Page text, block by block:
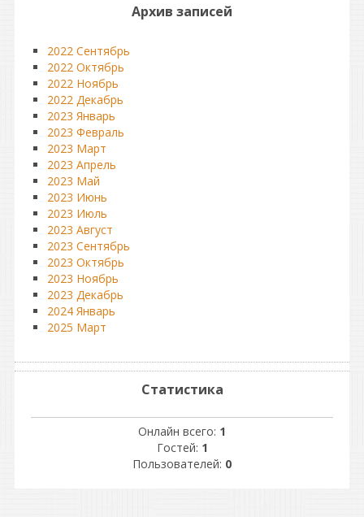
Архив записей
2022 Сентябрь
2022 Октябрь
2022 Ноябрь
2022 Декабрь
2023 Январь
2023 Февраль
2023 Март
2023 Апрель
2023 Май
2023 Июнь
2023 Июль
2023 Август
2023 Сентябрь
2023 Октябрь
2023 Ноябрь
2023 Декабрь
2024 Январь
2025 Март
Статистика
Онлайн всего: 1
Гостей: 1
Пользователей: 0